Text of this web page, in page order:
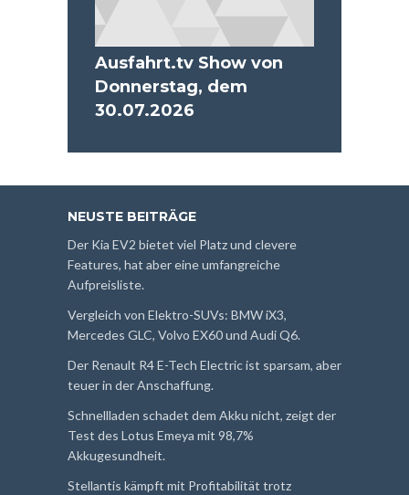
Ausfahrt.tv Show von
Donnerstag, dem
30.07.2026
NEUSTE BEITRÄGE
Der Kia EV2 bietet viel Platz und clevere
Features, hat aber eine umfangreiche
Aufpreisliste.
Vergleich von Elektro-SUVs: BMW iX3,
Mercedes GLC, Volvo EX60 und Audi Q6.
Der Renault R4 E-Tech Electric ist sparsam, aber
teuer in der Anschaffung.
Schnellladen schadet dem Akku nicht, zeigt der
Test des Lotus Emeya mit 98,7%
Akkugesundheit.
Stellantis kämpft mit Profitabilität trotz